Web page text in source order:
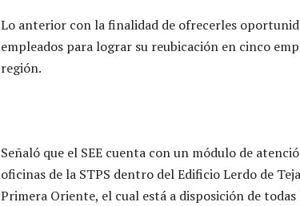
Lo anterior con la finalidad de ofrecerles
empleados para lograr su reubicación en cinco
región.
Señaló que el SEE cuenta con un módulo de
oficinas de la STPS dentro del Edificio Lerdo de
Primera Oriente, el cual está a disposición de